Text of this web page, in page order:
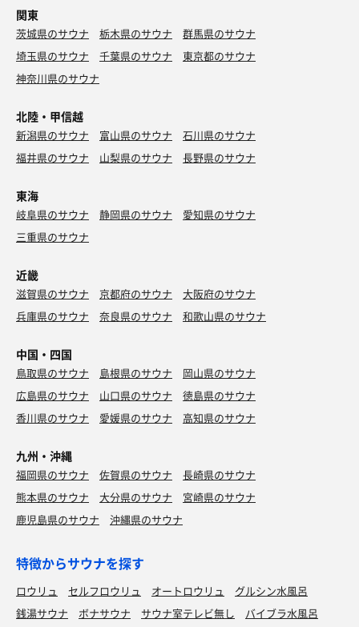
関東
茨城県のサウナ 栃木県のサウナ
群馬県のサウナ
埼玉県のサウナ
千葉県のサウナ
東京都のサウナ
神奈川県のサウナ
北陸・甲信越
新潟県のサウナ 富山県のサウナ
石川県のサウナ
福井県のサウナ
山梨県のサウナ 長野県のサウナ
東海
岐阜県のサウナ 静岡県のサウナ
愛知県のサウナ
三重県のサウナ
近畿
滋賀県のサウナ 京都府のサウナ
大阪府のサウナ
兵庫県のサウナ
奈良県のサウナ 和歌山県のサウナ
中国・四国
鳥取県のサウナ 島根県のサウナ
岡山県のサウナ
広島県のサウナ
山口県のサウナ
徳島県のサウナ
香川県のサウナ
愛媛県のサウナ 高知県のサウナ
九州・沖縄
福岡県のサウナ 佐賀県のサウナ
長崎県のサウナ
熊本県のサウナ
大分県のサウナ
宮崎県のサウナ
鹿児島県のサウナ
沖縄県のサウナ
特徴からサウナを探す
ロウリュ セルフロウリュ オートロウリュ
グルシン水風呂
銭湯サウナ
ボナサウナ サウナ室テレビ無し
バイブラ水風呂